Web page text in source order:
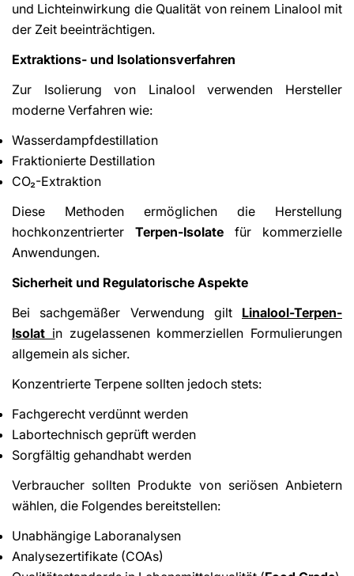
und Lichteinwirkung die Qualität von reinem Linalool mit
der Zeit beeinträchtigen.
Extraktions- und Isolationsverfahren
Zur Isolierung von Linalool verwenden Hersteller
moderne Verfahren wie:
Wasserdampfdestillation
Fraktionierte Destillation
CO₂-Extraktion
Diese Methoden ermöglichen die Herstellung
hochkonzentrierter Terpen-Isolate für kommerzielle
Anwendungen.
Sicherheit und Regulatorische Aspekte
Bei sachgemäßer Verwendung gilt Linalool-Terpen-
Isolat in zugelassenen kommerziellen Formulierungen
allgemein als sicher.
Konzentrierte Terpene sollten jedoch stets:
Fachgerecht verdünnt werden
Labortechnisch geprüft werden
Sorgfältig gehandhabt werden
Verbraucher sollten Produkte von seriösen Anbietern
wählen, die Folgendes bereitstellen:
Unabhängige Laboranalysen
Analysezertifikate (COAs)